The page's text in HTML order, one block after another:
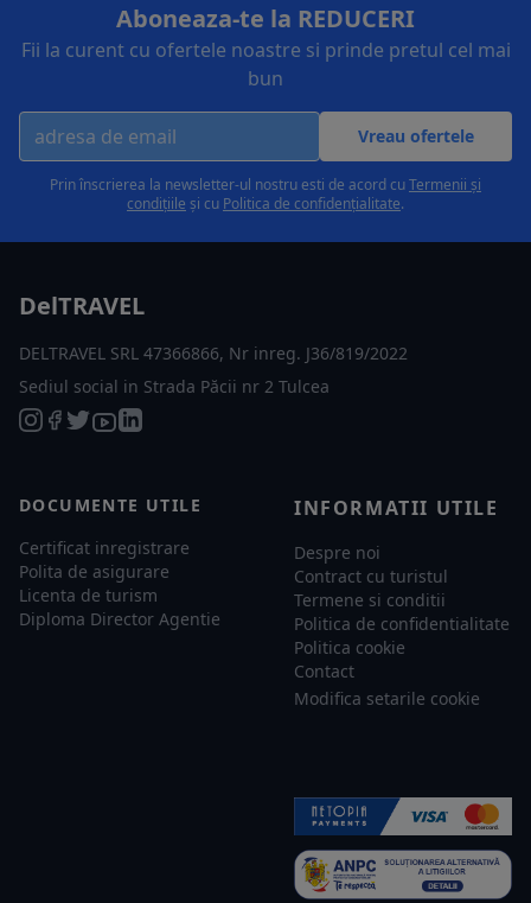
Aboneaza-te la REDUCERI
Fii la curent cu ofertele noastre si prinde pretul cel mai
bun
Vreau ofertele
Prin înscrierea la newsletter-ul nostru esti de acord cuTermenii și
condițiile și cu Politica de confidențialitate.
DelTRAVEL
DELTRAVEL SRL 47366866, Nr inreg. J36/819/2022
Sediul social in Strada Păcii nr 2 Tulcea
DOCUMENTE UTILE
Certificat inregistrare
Polita de asigurare
Licenta de turism
Diploma Director Agentie
INFORMATII UTILE
Despre noi
Contract cu turistul
Termene si conditii
Politica de confidentialitate
Politica cookie
Contact
Modifica setarile cookie